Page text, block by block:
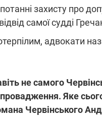
захисту про
самої судді
адвокати
не самого
Яке
Червінського